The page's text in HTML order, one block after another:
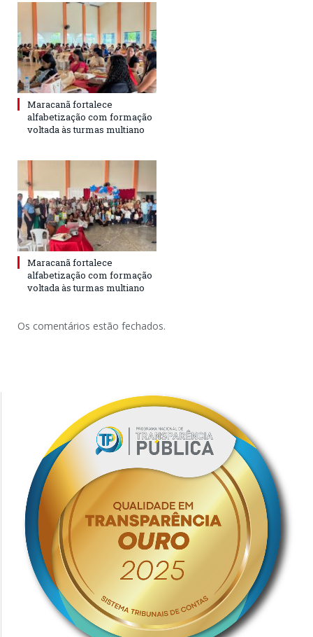
Maracanã fortalece
alfabetização com formação
voltada às turmas multiano
Maracanã fortalece
alfabetização com formação
voltada às turmas multiano
Os comentários estão fechados.